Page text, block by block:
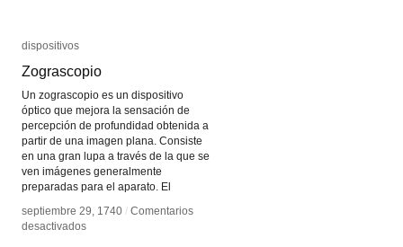
dispositivos
Zograscopio
Un zograscopio es un dispositivo
óptico que mejora la sensación de
percepción de profundidad obtenida a
partir de una imagen plana. Consiste
en una gran lupa a través de la que se
ven imágenes generalmente
preparadas para el aparato. El
septiembre 29, 1740 / Comentarios
desactivadosen
dispositivos
Zograscopio
septiembre 29, 1740 / Comentarios
desactivadosen